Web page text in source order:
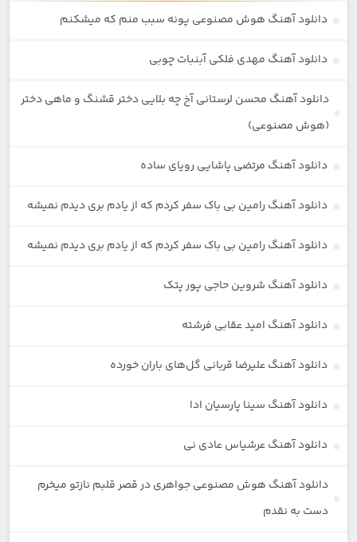
دانلود آهنگ هوش مصنوعی پونه سبب منم که میشکنم
دانلود آهنگ مهدی فلکی آبنبات چوبی
دانلود آهنگ محسن لرستانی آخ چه بلایی دختر قشنگ و ماهی دختر
(هوش مصنوعی)
دانلود آهنگ مرتضی پاشایی رویای ساده
دانلود آهنگ رامین بی باک سفر کردم که از یادم بری دیدم نمیشه
دانلود آهنگ رامین بی باک سفر کردم که از یادم بری دیدم نمیشه
دانلود آهنگ شروین حاجی پور پتک
دانلود آهنگ امید عقابی فرشته
دانلود آهنگ علیرضا قربانی گل‌های باران خورده
دانلود آهنگ سینا پارسیان ادا
دانلود آهنگ عرشیاس عادی نی
دانلود آهنگ هوش مصنوعی جواهری در قصر قلبم نازتو میخرم
دست به نقدم